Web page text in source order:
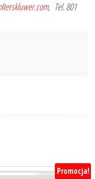
, Tel. 801
Promocja!